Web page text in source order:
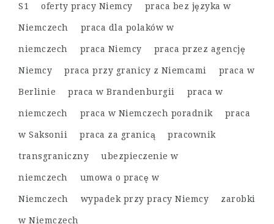
S1 oferty pracy Niemcy praca bez języka w
Niemczech praca dla polaków w
niemczech praca Niemcy praca przez agencję
Niemcy praca przy granicy z Niemcami praca w
Berlinie praca w Brandenburgii praca w
niemczech praca w Niemczech poradnik praca
w Saksonii praca za granicą pracownik
transgraniczny ubezpieczenie w
niemczech umowa o pracę w
Niemczech wypadek przy pracy Niemcy zarobki
w Niemczech